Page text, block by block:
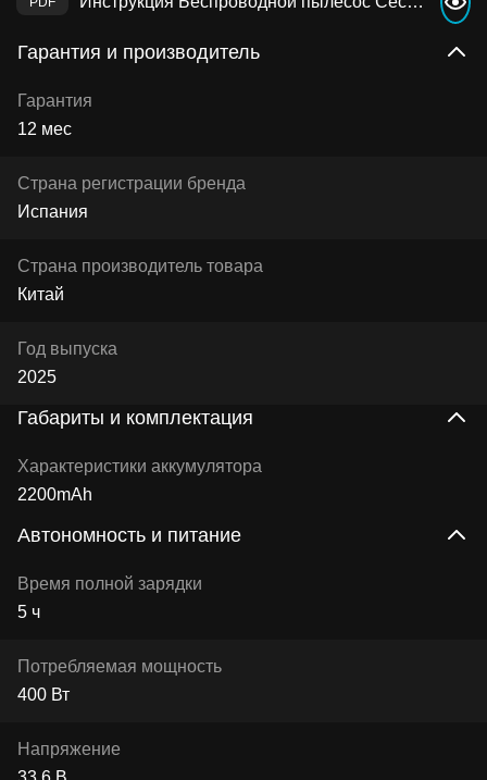
Гарантия и производитель
Гарантия
12 мес
Страна регистрации бренда
Испания
Страна производитель товара
Китай
Год выпуска
2025
Габариты и комплектация
Характеристики аккумулятора
2200mAh
Автономность и питание
Время полной зарядки
5 ч
Потребляемая мощность
400 Вт
Напряжение